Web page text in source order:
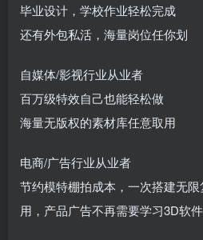
毕业设计，学校作业轻松完成
还有外包私活，海量岗位任你划
自媒体/影视行业从业者
百万级特效自己也能轻松做
海量无版权的素材库任意取用
电商/广告行业从业者
节约模特棚拍成本，一次搭建无限
用，产品广告不再需要学习3D软件